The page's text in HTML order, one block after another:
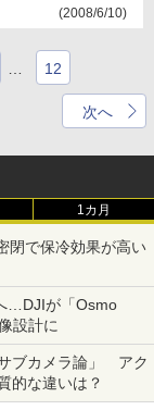
(2008/6/10)
12
次へ
1カ月
閉で保冷効果が高い
…DJIが「Osmo
設計に
ブカメラ論」 アク
的な違いは？